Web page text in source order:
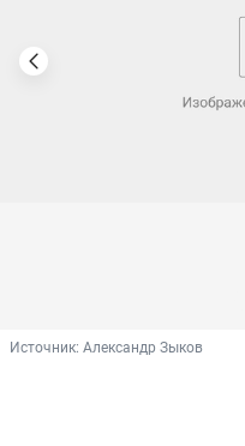
Источник: Александр Зыков